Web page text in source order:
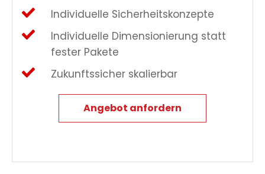
Individuelle Sicherheitskonzepte
Individuelle Dimensionierung statt
fester Pakete
Zukunftssicher skalierbar
Angebot anfordern